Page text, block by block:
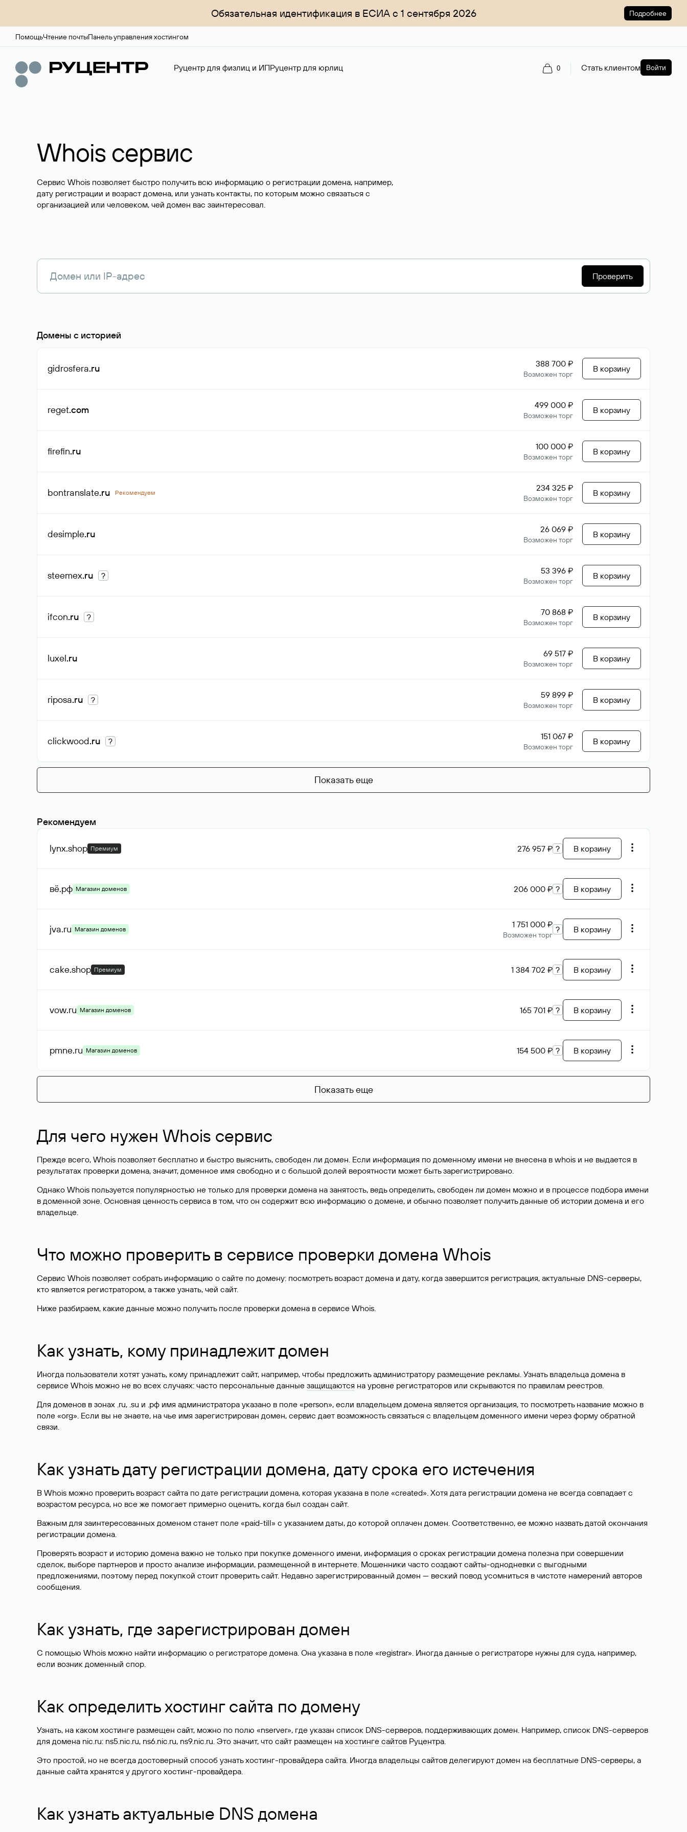
Обязательная идентификация в ЕСИА с 1 сентября 2026 Подробнее
ПомощьЧтение почтыПанель управления хостингом
Руцентр для физлиц и ИПРуцентр для юрлиц 0 Стать клиентом Войти
Whois сервис
Сервис Whois позволяет быстро получить всю информацию о регистрации домена, например,
дату регистрации и возраст домена, или узнать контакты, по которым можно связаться с
организацией или человеком, чей домен вас заинтересовал.
Проверить
Домены с историей
gidrosfera.ru 388 700 ₽
Возможен торг
В корзину
reget.com 499 000 ₽
Возможен торг
В корзину
firefin.ru 100 000 ₽
Возможен торг
В корзину
bontranslate.ru Рекомендуем 234 325 ₽
Возможен торг
В корзину
desimple.ru 26 069 ₽
Возможен торг
В корзину
steemex.ru ? 53 396 ₽
Возможен торг
В корзину
ifcon.ru ? 70 868 ₽
Возможен торг
В корзину
luxel.ru 69 517 ₽
Возможен торг
В корзину
riposa.ru ? 59 899 ₽
Возможен торг
В корзину
clickwood.ru ? 151 067 ₽
Возможен торг
В корзину
Показать еще
Рекомендуем
lynx.shop Премиум 276 957 ₽ ? В корзину
вё.рф Магазин доменов 206 000 ₽ ? В корзину
jva.ru Магазин доменов 1 751 000 ₽
Возможен торг
? В корзину
cake.shop Премиум 1 384 702 ₽ ? В корзину
vow.ru Магазин доменов 165 701 ₽ ? В корзину
pmne.ru Магазин доменов 154 500 ₽ ? В корзину
Показать еще
Для чего нужен Whois сервис
Прежде всего, Whois позволяет бесплатно и быстро выяснить, свободен ли домен. Если информация по доменному имени не внесена в whois и не выдается в
результатах проверки домена, значит, доменное имя свободно и с большой долей вероятности может быть зарегистрировано.
Однако Whois пользуется популярностью не только для проверки домена на занятость, ведь определить, свободен ли домен можно и в процессе подбора имени
в доменной зоне. Основная ценность сервиса в том, что он содержит всю информацию о домене, и обычно позволяет получить данные об истории домена и его
владельце.
Что можно проверить в сервисе проверки домена Whois
Сервис Whois позволяет собрать информацию о сайте по домену: посмотреть возраст домена и дату, когда завершится регистрация, актуальные DNS-серверы,
кто является регистратором, а также узнать, чей сайт.
Ниже разбираем, какие данные можно получить после проверки домена в сервисе Whois.
Как узнать, кому принадлежит домен
Иногда пользователи хотят узнать, кому принадлежит сайт, например, чтобы предложить администратору размещение рекламы. Узнать владельца домена в
сервисе Whois можно не во всех случаях: часто персональные данные защищаются на уровне регистраторов или скрываются по правилам реестров.
Для доменов в зонах .ru, .su и .рф имя администратора указано в поле «person», если владельцем домена является организация, то посмотреть название можно в
поле «org». Если вы не знаете, на чье имя зарегистрирован домен, сервис дает возможность связаться с владельцем доменного имени через форму обратной
связи.
Как узнать дату регистрации домена, дату срока его истечения
В Whois можно проверить возраст сайта по дате регистрации домена, которая указана в поле «created». Хотя дата регистрации домена не всегда совпадает с
возрастом ресурса, но все же помогает примерно оценить, когда был создан сайт.
Важным для заинтересованных доменом станет поле «paid-till» с указанием даты, до которой оплачен домен. Соответственно, ее можно назвать датой окончания
регистрации домена.
Проверять возраст и историю домена важно не только при покупке доменного имени, информация о сроках регистрации домена полезна при совершении
сделок, выборе партнеров и просто анализе информации, размещенной в интернете. Мошенники часто создают сайты-однодневки с выгодными
предложениями, поэтому перед покупкой стоит проверить сайт. Недавно зарегистрированный домен — веский повод усомниться в чистоте намерений авторов
сообщения.
Как узнать, где зарегистрирован домен
С помощью Whois можно найти информацию о регистраторе домена. Она указана в поле «registrar». Иногда данные о регистраторе нужны для суда, например,
если возник доменный спор.
Как определить хостинг сайта по домену
Узнать, на каком хостинге размещен сайт, можно по полю «nserver», где указан список DNS-серверов, поддерживающих домен. Например, список DNS-серверов
для домена nic.ru: ns5.nic.ru, ns6.nic.ru, ns9.nic.ru. Это значит, что сайт размещен на хостинге сайтов Руцентра.
Это простой, но не всегда достоверный способ узнать хостинг-провайдера сайта. Иногда владельцы сайтов делегируют домен на бесплатные DNS-серверы, а
данные сайта хранятся у другого хостинг-провайдера.
Как узнать актуальные DNS домена